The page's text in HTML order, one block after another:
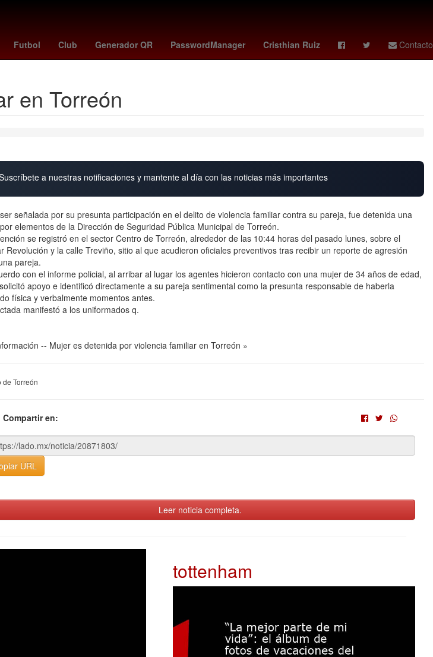
Futbol Club Generador QR PasswordManager Cristhian Ruiz Contacto
casas infonavit o viviendas recuperadas Venezolanos El Paso Computación en la nube
en Torreón
a nuestras notificaciones y mantente al día con las noticias más importantes
señalada por su presunta participación en el delito de violencia familiar contra su pareja, fue detenida una
elementos de la Dirección de Seguridad Pública Municipal de Torreón.
se registró en el sector Centro de Torreón, alrededor de las 10:44 horas del pasado lunes, sobre el
Revolución y la calle Treviño, sitio al que acudieron oficiales preventivos tras recibir un reporte de agresión
pareja.
con el informe policial, al arribar al lugar los agentes hicieron contacto con una mujer de 34 años de edad,
apoyo e identificó directamente a su pareja sentimental como la presunta responsable de haberla
física y verbalmente momentos antes.
manifestó a los uniformados q.
-- Mujer es detenida por violencia familiar en Torreón »
de Torreón
Compartir en:
URL
Leer noticia completa.
tottenham